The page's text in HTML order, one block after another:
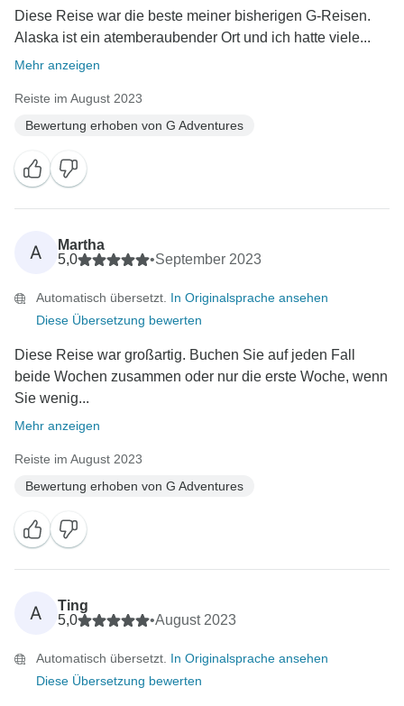
Diese Reise war die beste meiner bisherigen G-Reisen.
Alaska ist ein atemberaubender Ort und ich hatte viele...
Mehr anzeigen
Reiste im August 2023
Bewertung erhoben von G Adventures
A
Martha
5,0
•September 2023
Automatisch übersetzt. In Originalsprache ansehen
Diese Übersetzung bewerten
Diese Reise war großartig. Buchen Sie auf jeden Fall
beide Wochen zusammen oder nur die erste Woche, wenn
Sie wenig...
Mehr anzeigen
Reiste im August 2023
Bewertung erhoben von G Adventures
A
Ting
5,0
•August 2023
Automatisch übersetzt. In Originalsprache ansehen
Diese Übersetzung bewerten